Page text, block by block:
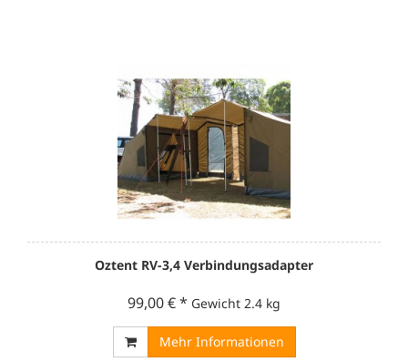
Oztent RV-3,4 Verbindungsadapter
99,00 €* Gewicht 2.4 kg
Mehr Informationen